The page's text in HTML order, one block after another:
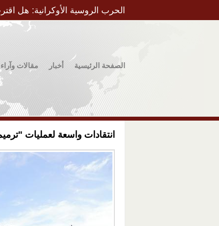
الحرب الروسية الأوكرانية: هل
الصفحة الرئيسية أخبار مقالات وآراء
انتقادات واسعة لعمليات